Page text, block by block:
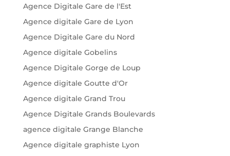
Agence Digitale Gare de l'Est
Agence digitale Gare de Lyon
Agence Digitale Gare du Nord
Agence digitale Gobelins
Agence Digitale Gorge de Loup
Agence digitale Goutte d'Or
Agence digitale Grand Trou
Agence Digitale Grands Boulevards
agence digitale Grange Blanche
Agence digitale graphiste Lyon